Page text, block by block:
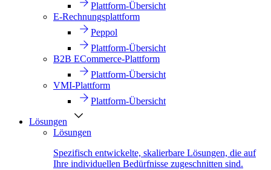
Plattform-Übersicht
E-Rechnungsplattform
Peppol
Plattform-Übersicht
B2B ECommerce-Plattform
Plattform-Übersicht
VMI-Plattform
Plattform-Übersicht
Lösungen
Lösungen
Spezifisch entwickelte, skalierbare Lösungen, die auf
Ihre individuellen Bedürfnisse zugeschnitten sind.